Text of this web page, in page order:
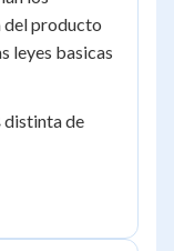
del producto
leyes basicas
distinta de